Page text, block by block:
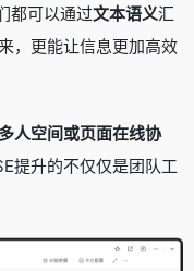
都可以通过文本语义汇
，更能让信息更加高效
多人空间或页面在线协
提升的不仅仅是团队工